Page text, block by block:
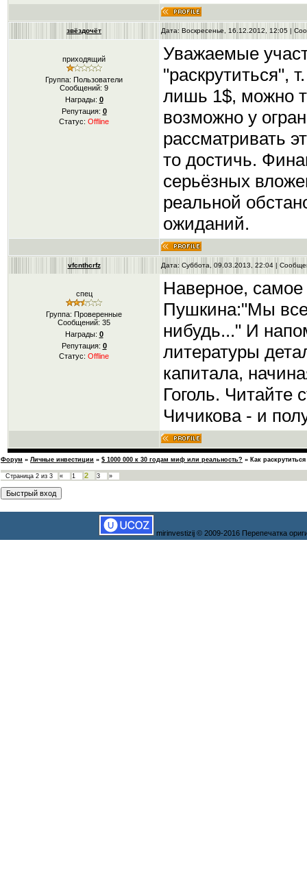
звёздочёт Дата: Воскресенье, 16.12.2012, 12:05 |
приходящий
Группа: Пользователи
Сообщений: 9
Награды: 0
Репутация: 0
Статус: Offline
Уважаемые
"раскрутиться",
лишь 1$, можно
возможно у
рассматривать
то достичь.
серьёзных
реальной
ожиданий.
vfcnthcrfz Дата: Суббота, 09.03.2013, 22:04 |
спец
Группа: Проверенные
Сообщений: 35
Награды: 0
Репутация: 0
Статус: Offline
Наверное,
Пушкина:"Мы все
нибудь..." И
литературы
капитала,
Гоголь. Читайте
Чичикова - и
Форум » Личные инвестиции » $ 1000 000 к 30 годам миф или реальность? » Как
Страница 2 из 3 « 1 2 3 »
mirinvestizij © 2009-2016 Перепечатка